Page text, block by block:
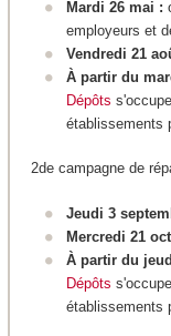
Mardi 26 mai :
employeurs et
Vendredi 21
À partir du
Dépôts
établissements
2de campagne de
Jeudi 3
Mercredi 21
À partir du
Dépôts
établissements